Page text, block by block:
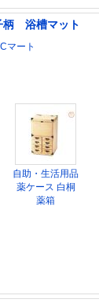
柄 浴槽マット
マート
自助・生活用品
薬ケース 白桐
薬箱